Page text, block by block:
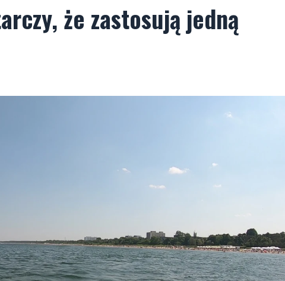
że zastosują jedną